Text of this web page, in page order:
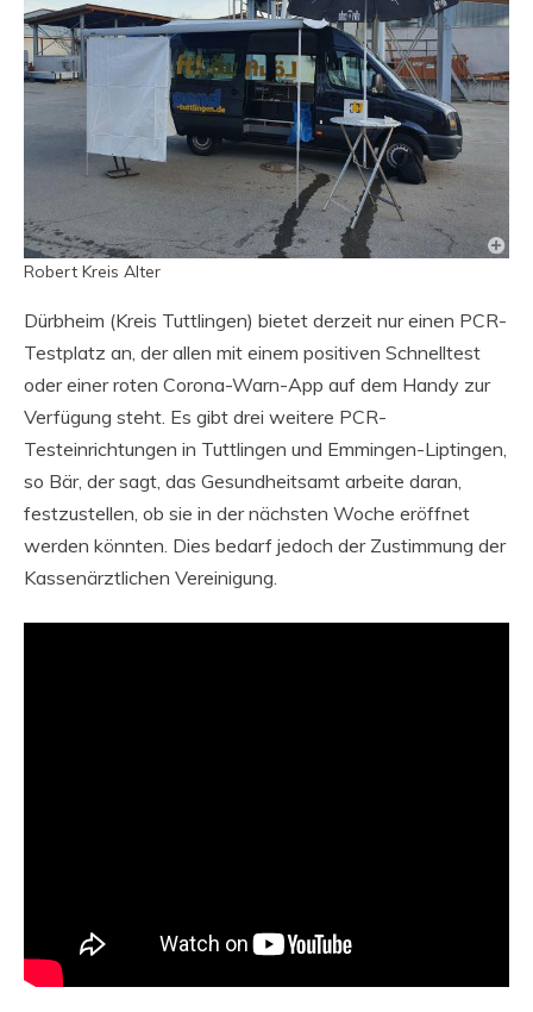
Robert Kreis Alter
Dürbheim (Kreis Tuttlingen) bietet derzeit nur einen PCR-
Testplatz an, der allen mit einem positiven Schnelltest
oder einer roten Corona-Warn-App auf dem Handy zur
Verfügung steht. Es gibt drei weitere PCR-
Testeinrichtungen in Tuttlingen und Emmingen-Liptingen,
so Bär, der sagt, das Gesundheitsamt arbeite daran,
festzustellen, ob sie in der nächsten Woche eröffnet
werden könnten. Dies bedarf jedoch der Zustimmung der
Kassenärztlichen Vereinigung.